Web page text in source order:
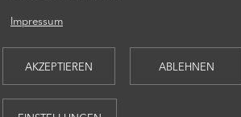
Impressum
AKZEPTIEREN ABLEHNEN
© 2026 AQUILA CAPITAL